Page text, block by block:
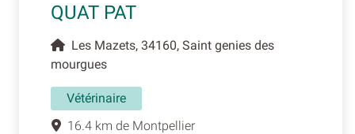
QUAT PAT
Les Mazets, 34160, Saint genies des
mourgues
Vétérinaire
16.4 km de Montpellier